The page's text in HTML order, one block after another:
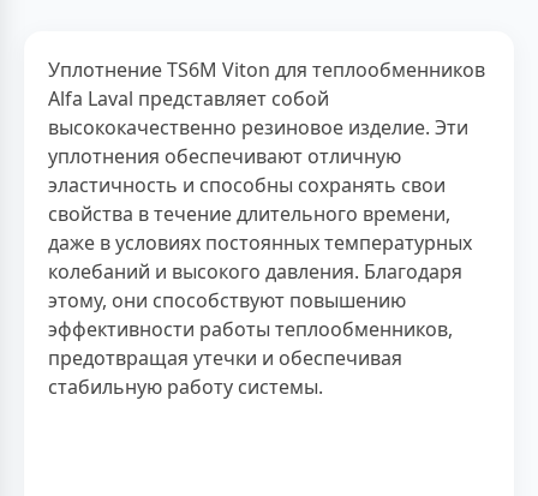
Уплотнение TS6M Viton для теплообменников
Alfa Laval представляет собой
высококачественно резиновое изделие. Эти
уплотнения обеспечивают отличную
эластичность и способны сохранять свои
свойства в течение длительного времени,
даже в условиях постоянных температурных
колебаний и высокого давления. Благодаря
этому, они способствуют повышению
эффективности работы теплообменников,
предотвращая утечки и обеспечивая
стабильную работу системы.